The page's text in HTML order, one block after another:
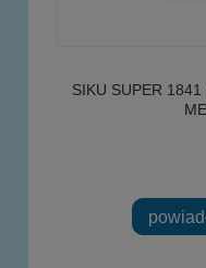
SIKU SUPER